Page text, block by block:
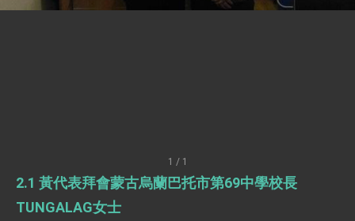
副總統接見美參議員蓋耶哥 強調美國是臺灣重
要合作夥伴
外交部長林佳龍午宴歡迎美國聯邦參議員蓋耶哥
訪問團
1 / 1
2.1 黃代表拜會蒙古烏蘭巴托市第69中學校長
TUNGALAG女士